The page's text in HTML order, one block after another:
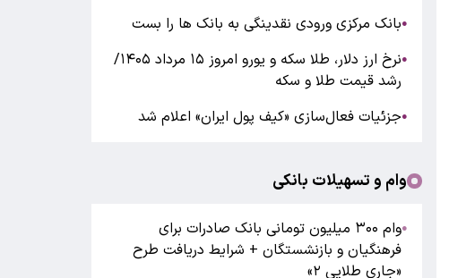
●بانک مرکزی ورودی نقدینگی به بانک ها را بست
●
نرخ ارز دلار، طلا سکه و یورو امروز ۱۵ مرداد ۱۴۰۵/
رشد قیمت طلا و سکه
●جزئیات فعال‌سازی «کیف پول ایران» اعلام شد
وام و تسهیلات بانکی
●
وام ۳۰۰ میلیون تومانی بانک صادرات برای
فرهنگیان و بازنشستگان + شرایط دریافت طرح
«جاری طلایی ۲»